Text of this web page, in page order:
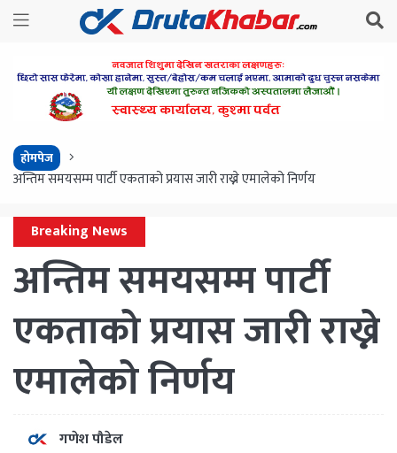
होमपेज
अन्तिम समयसम्म पार्टी एकताको प्रयास जारी राख्ने एमालेको निर्णय
Breaking News
अन्तिम समयसम्म पार्टी
एकताको प्रयास जारी राख्ने
एमालेको निर्णय
गणेश पौडेल